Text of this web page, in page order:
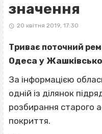
значення
20 квітня 2019, 17:30
Триває поточний
Одеса у
За інформацією
одній із ділянок
розбирання старого
покриття.